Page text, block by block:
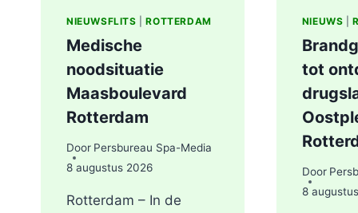
NIEUWSFLITS |ROTTERDAM
Medische
noodsituatie
Maasboulevard
Rotterdam
Door Persbureau Spa-Media
8 augustus 2026
Rotterdam – In de
NIEUWS |
tot
Door
8